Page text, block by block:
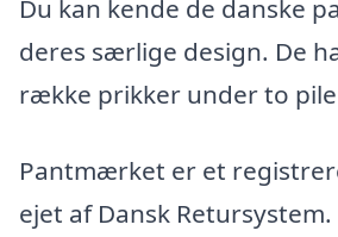
Du kan kende de danske
deres særlige design. De
række prikker under to pile
Pantmærket er et
ejet af Dansk